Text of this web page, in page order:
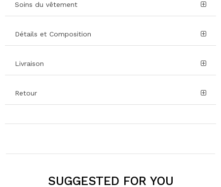
Soins du vêtement
Détails et Composition
Livraison
Retour
SUGGESTED FOR YOU